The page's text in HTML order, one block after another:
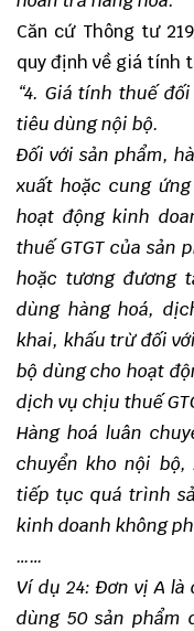
Căn cứ Thông tư
quy định về giá tính
“4. Giá tính thuế
tiêu dùng nội bộ.
Đối với sản phẩm,
xuất hoặc cung
hoạt động kinh
thuế GTGT của sản
hoặc tương đương
dùng hàng hoá,
khai, khấu trừ đối
bộ dùng cho hoạt
dịch vụ chịu thuế
Hàng hoá luân
chuyển kho nội
tiếp tục quá trình
kinh doanh không
……
Ví dụ 24: Đơn vị A
dùng 50 sản phẩm